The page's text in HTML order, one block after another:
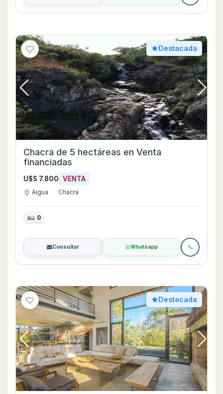
Destacada
Chacra de 5 hectáreas en Venta
financiadas
U$S 7.800 VENTA
Aigua Chacra
0
Consultar Whatsapp
Destacada